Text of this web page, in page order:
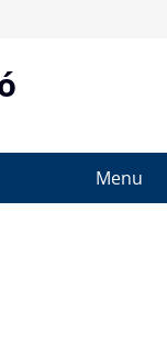
Menu